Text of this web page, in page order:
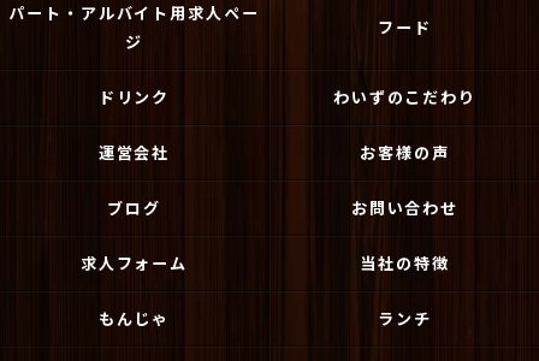
パート・アルバイト用求人ペー
ジ
フード
ドリンク わいずのこだわり
運営会社 お客様の声
ブログ お問い合わせ
求人フォーム 当社の特徴
もんじゃ ランチ